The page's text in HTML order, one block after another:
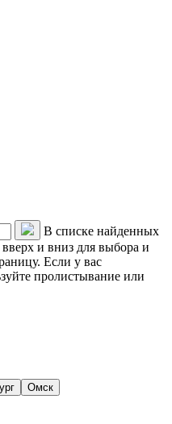
В списке найденных
вверх и вниз для выбора и
Если у вас
пролистывание или
Омск